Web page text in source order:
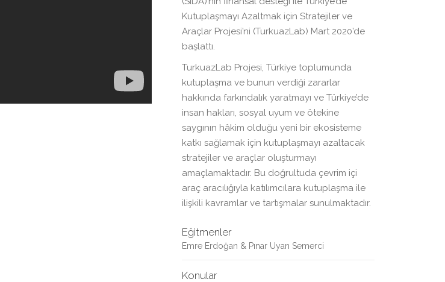
Kutuplaşmayı Azaltmak için Stratejiler ve
Araçlar Projesi’ni (TurkuazLab) Mart 2020’de
başlattı.
TurkuazLab Projesi, Türkiye toplumunda
kutuplaşma ve bunun verdiği zararlar
hakkında farkındalık yaratmayı ve Türkiye’de
insan hakları, sosyal uyum ve ötekine
saygının hâkim olduğu yeni bir ekosisteme
katkı sağlamak için kutuplaşmayı azaltacak
stratejiler ve araçlar oluşturmayı
amaçlamaktadır. Bu doğrultuda çevrim içi
araç aracılığıyla katılımcılara kutuplaşma ile
ilişkili kavramlar ve tartışmalar sunulmaktadır.
Eğitmenler
Emre Erdoğan & Pınar Uyan Semerci
Konular